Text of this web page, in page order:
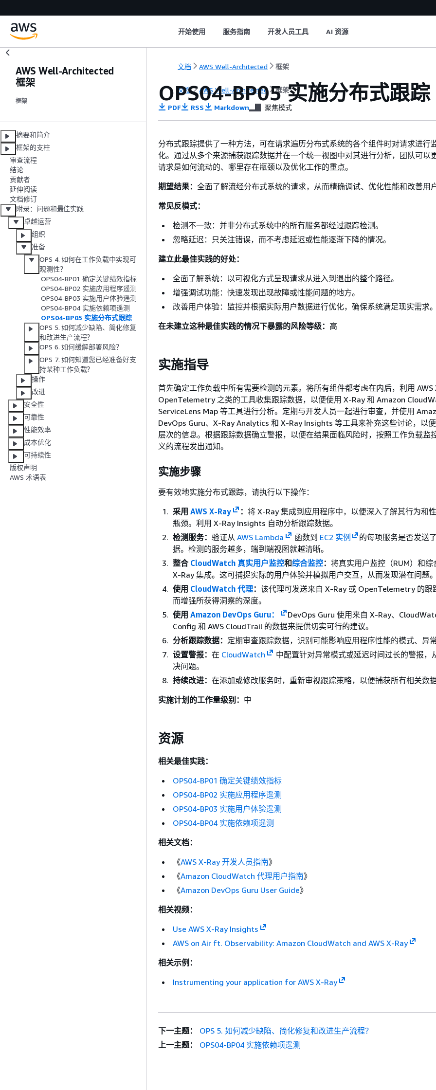
开始使用 服务指南 开发人员工具 AI 资源
AWS Well-Architected
框架
框架
摘要和简介
框架的支柱
审查流程
结论
贡献者
延伸阅读
文档修订
附录：问题和最佳实践
卓越运营
组织
准备
OPS 4. 如何在工作负载中实现可
观测性？
OPS04-BP01 确定关键绩效指标
OPS04-BP02 实施应用程序遥测
OPS04-BP03 实施用户体验遥测
OPS04-BP04 实施依赖项遥测
OPS04-BP05 实施分布式跟踪
OPS 5. 如何减少缺陷、简化修复
和改进生产流程？
OPS 6. 如何缓解部署风险？
OPS 7. 如何知道您已经准备好支
持某种工作负载？
操作
改进
安全性
可靠性
性能效率
成本优化
可持续性
版权声明
AWS 术语表
文档 AWS Well-Architected 框架
文档 AWS Well-Architected 框架
OPS04-BP05 实施分布式跟踪
PDF RSS Markdown 聚焦模式
分布式跟踪提供了一种方法，可在请求遍历分布式系统的各个组件时对请求进行
化。通过从多个来源捕获跟踪数据并在一个统一视图中对其进行分析，团队可以
请求是如何流动的、哪里存在瓶颈以及优化工作的重点。
期望结果： 全面了解流经分布式系统的请求，从而精确调试、优化性能和改善用
常见反模式：
检测不一致：并非分布式系统中的所有服务都经过跟踪检测。
忽略延迟：只关注错误，而不考虑延迟或性能逐渐下降的情况。
建立此最佳实践的好处：
全面了解系统：以可视化方式呈现请求从进入到退出的整个路径。
增强调试功能：快速发现出现故障或性能问题的地方。
改善用户体验：监控并根据实际用户数据进行优化，确保系统满足现实需求。
在未建立这种最佳实践的情况下暴露的风险等级： 高
实施指导
首先确定工作负载中所有需要检测的元素。将所有组件都考虑在内后，利用 AWS
OpenTelemetry 之类的工具收集跟踪数据，以便使用 X-Ray 和 Amazon
ServiceLens Map 等工具进行分析。定期与开发人员一起进行审查，并使用
DevOps Guru、X-Ray Analytics 和 X-Ray Insights 等工具来补充这些讨论，以
层次的信息。根据跟踪数据确立警报，以便在结果面临风险时，按照工作负载监
义的流程发出通知。
实施步骤
要有效地实施分布式跟踪，请执行以下操作：
采用 AWS X-Ray ： 将 X-Ray 集成到应用程序中，以便深入了解其行为和
瓶颈。利用 X-Ray Insights 自动分析跟踪数据。
检测服务： 验证从 AWS Lambda 函数到 EC2 实例
的每项服务是否发送
据。检测的服务越多，端到端视图就越清晰。
整合 CloudWatch 真实用户监控和综合监控： 将真实用户监控（RUM）和综
X-Ray 集成。这可捕捉实际的用户体验并模拟用户交互，从而发现潜在问题。
使用 CloudWatch 代理： 该代理可发送来自 X-Ray 或 OpenTelemetry 的跟
而增强所获得洞察的深度。
使用 Amazon DevOps Guru：
DevOps Guru 使用来自 X-Ray、
Config 和 AWS CloudTrail 的数据来提供切实可行的建议。
分析跟踪数据： 定期审查跟踪数据，识别可能影响应用程序性能的模式、异常
设置警报： 在 CloudWatch
中配置针对异常模式或延迟时间过长的警报，
决问题。
持续改进： 在添加或修改服务时，重新审视跟踪策略，以便捕获所有相关数据
实施计划的工作量级别： 中
资源
相关最佳实践：
OPS04-BP01 确定关键绩效指标
OPS04-BP02 实施应用程序遥测
OPS04-BP03 实施用户体验遥测
OPS04-BP04 实施依赖项遥测
相关文档：
《AWS X-Ray 开发人员指南》
《Amazon CloudWatch 代理用户指南》
《Amazon DevOps Guru User Guide》
相关视频：
Use AWS X-Ray Insights
AWS on Air ft. Observability: Amazon CloudWatch and AWS X-Ray
相关示例：
Instrumenting your application for AWS X-Ray
下一主题：
OPS 5. 如何减少缺陷、简化修复和改进生产流程？
上一主题：
OPS04-BP04 实施依赖项遥测